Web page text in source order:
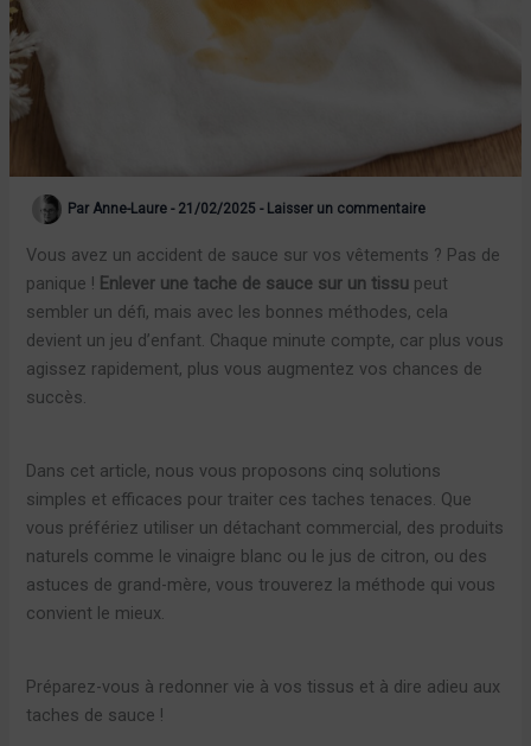
Par Anne-Laure- 21/02/2025- Laisser un commentaire
Vous avez un accident de sauce sur vos vêtements ? Pas de
panique ! Enlever une tache de sauce sur un tissu peut
sembler un défi, mais avec les bonnes méthodes, cela
devient un jeu d’enfant. Chaque minute compte, car plus vous
agissez rapidement, plus vous augmentez vos chances de
succès.
Dans cet article, nous vous proposons cinq solutions
simples et efficaces pour traiter ces taches tenaces. Que
vous préfériez utiliser un détachant commercial, des produits
naturels comme le vinaigre blanc ou le jus de citron, ou des
astuces de grand-mère, vous trouverez la méthode qui vous
convient le mieux.
Préparez-vous à redonner vie à vos tissus et à dire adieu aux
taches de sauce !